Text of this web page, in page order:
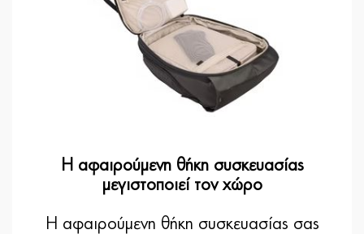
Η αφαιρούμενη θήκη συσκευασίας
μεγιστοποιεί τον χώρο
Η αφαιρούμενη θήκη συσκευασίας σας